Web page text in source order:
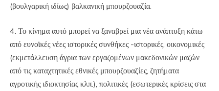
(βουλγαρική ιδίως) βαλκανική μπουρζουαζία.
4. Το κίνημα αυτό μπορεί να ξαναβρεί μια νέα ανάπτυξη κάτω
από ευνοϊκές νέες ιστορικές συνθήκες -ιστορικές, οικονομικές
(εκμετάλλευση άγρια των εργαζομένων μακεδονικών μαζών
από τις καταχτητικές εθνικές μπουρζουαζίες, ζητήματα
αγροτικής ιδιοκτησίας κλπ.), πολιτικές (εσωτερικές κρίσεις στα